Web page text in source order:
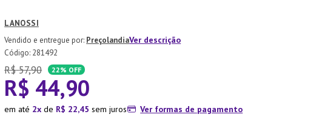
LANOSSI
PreçolandiaVer descrição
: 281492
R$ 57,90 22% OFF
R$ 44,90
em até 2 de R$ 22,45 sem juros Ver formas de pagamento